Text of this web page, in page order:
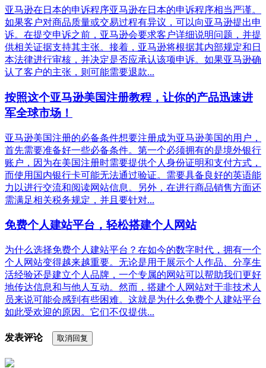
亚马逊在日本的申诉程序亚马逊在日本的申诉程序相当严谨。
如果客户对商品质量或交易过程有异议，可以向亚马逊提出申
诉。在提交申诉之前，亚马逊会要求客户详细说明问题，并提
供相关证据支持其主张。接着，亚马逊将根据其内部规定和日
本法律进行审核，并决定是否应承认该项申诉。如果亚马逊确
认了客户的主张，则可能需要退款...
按照这个亚马逊美国注册教程，让你的产品迅速进
军全球市场！
亚马逊美国注册的必备条件想要注册成为亚马逊美国的用户，
首先需要准备好一些必备条件。第一个必须拥有的是境外银行
账户，因为在美国注册时需要提供个人身份证明和支付方式，
而使用国内银行卡可能无法通过验证。需要具备良好的英语能
力以进行交流和阅读网站信息。另外，在进行商品销售方面还
需满足相关税务规定，并且要针对...
免费个人建站平台，轻松搭建个人网站
为什么选择免费个人建站平台？在如今的数字时代，拥有一个
个人网站变得越来越重要。无论是用于展示个人作品、分享生
活经验还是建立个人品牌，一个专属的网站可以帮助我们更好
地传达信息和与他人互动。然而，搭建个人网站对于非技术人
员来说可能会感到有些困难。这就是为什么免费个人建站平台
如此受欢迎的原因。它们不仅提供...
发表评论 取消回复